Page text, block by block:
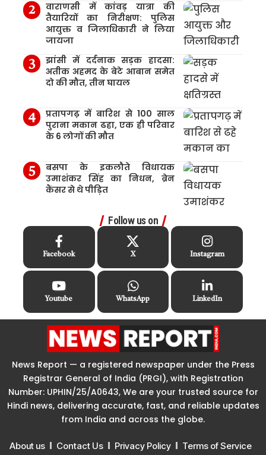
वाराणसी में कांवड़ यात्रा की
तैयारियों का निरीक्षण: पुलिस
आयुक्त व जिलाधिकारी ने लिया
जायजा
झांसी में दर्दनाक सड़क हादसा:
अतीक अहमद के बेटे आबान समेत
दो की मौत, तीन घायल
प्रतापगढ़ में बारिश से 100 साल
पुराना मकान ढहा, एक ही परिवार
के 6 लोगों की मौत
बसपा के इकलौते विधायक
उमाशंकर सिंह का निधन, ब्रेन
कैंसर से थे पीड़ित
Follow us on
Facebook X Instagram
Youtube WhatsApp LinkedIn
News Report — a registered newspaper under the Press
Registrar General of India (PRGI), with Registration
Number: UPHIN/25/A0643, We are your trusted source for
Hindi news, delivering accurate, fast, and reliable updates
from India and across the globe.
About us Contact Us Privacy Policy
Terms of Service